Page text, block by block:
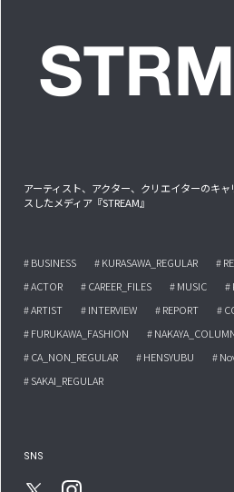
アーティスト、アクター、クリエイターのキ
スしたメディア『STREAM』
# BUSINESS # KURASAWA_REGULAR #
# ACTOR
# CAREER_FILES # MUSIC
#
# ARTIST
# INTERVIEW # REPORT
#
# FURUKAWA_FASHION
#
# CA_NON_REGULAR
# HENSYUBU
#
# SAKAI_REGULAR
SNS